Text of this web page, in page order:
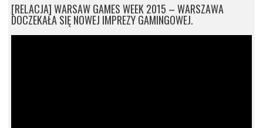
[RELACJA] WARSAW GAMES WEEK 2015 – WARSZAWA
DOCZEKAŁA SIĘ NOWEJ IMPREZY GAMINGOWEJ.